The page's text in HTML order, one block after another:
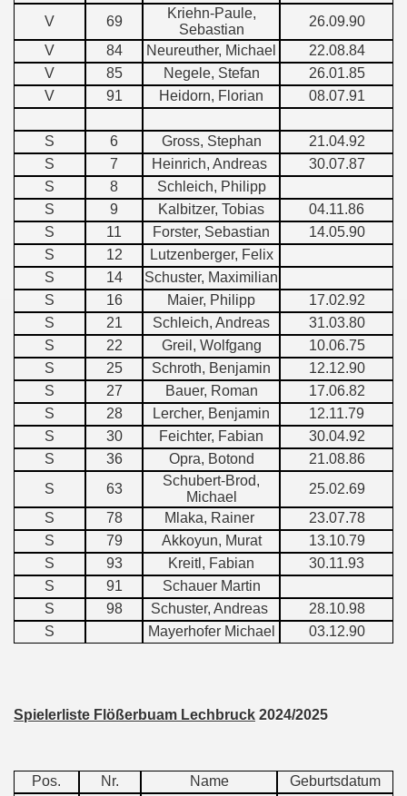
V
69
Kriehn-Paule,
Sebastian
26.09.90
V
84 Neureuther, Michael
22.08.84
V
85 Negele, Stefan
26.01.85
V
91 Heidorn, Florian 08.07.91
S 6 Gross, Stephan
21.04.92
S
7 Heinrich, Andreas
30.07.87
S
8
Schleich, Philipp
S
9 Kalbitzer, Tobias
04.11.86
S
11 Forster, Sebastian
14.05.90
S
12
Lutzenberger, Felix
S
14
Schuster, Maximilian
S
16 Maier, Philipp
17.02.92
S
21 Schleich, Andreas
31.03.80
S
22 Greil, Wolfgang
10.06.75
S
25 Schroth, Benjamin
12.12.90
S
27 Bauer, Roman
17.06.82
S
28 Lercher, Benjamin
12.11.79
S
30 Feichter, Fabian
30.04.92
S
36 Opra, Botond
21.08.86
S
63
Schubert-Brod,
Michael
25.02.69
S
78 Mlaka, Rainer
23.07.78
S
79 Akkoyun, Murat
13.10.79
S
93 Kreitl, Fabian
30.11.93
S
91
Schauer Martin
S
98 Schuster, Andreas
28.10.98
S
Mayerhofer Michael 03.12.90
Spielerliste Flößerbuam Lechbruck 2024/2025
Pos. Nr. Name
Geburtsdatum